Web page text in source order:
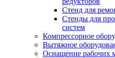
Стенд для
Стенды для
систем
Компрессорное
Вытяжное
Оснащение рабочих